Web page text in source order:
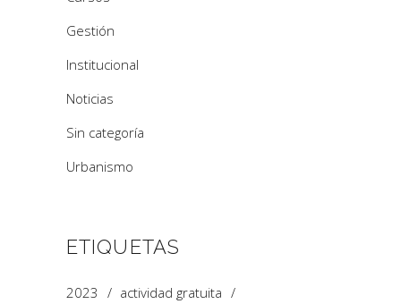
Gestión
Institucional
Noticias
Sin categoría
Urbanismo
ETIQUETAS
2023
actividad gratuita